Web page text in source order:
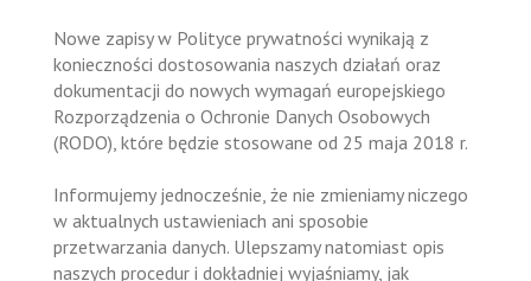
Nowe zapisy w Polityce prywatności wynikają z
konieczności dostosowania naszych działań oraz
dokumentacji do nowych wymagań europejskiego
Rozporządzenia o Ochronie Danych Osobowych
(RODO), które będzie stosowane od 25 maja 2018 r.
Informujemy jednocześnie, że nie zmieniamy niczego
w aktualnych ustawieniach ani sposobie
przetwarzania danych. Ulepszamy natomiast opis
naszych procedur i dokładniej wyjaśniamy, jak